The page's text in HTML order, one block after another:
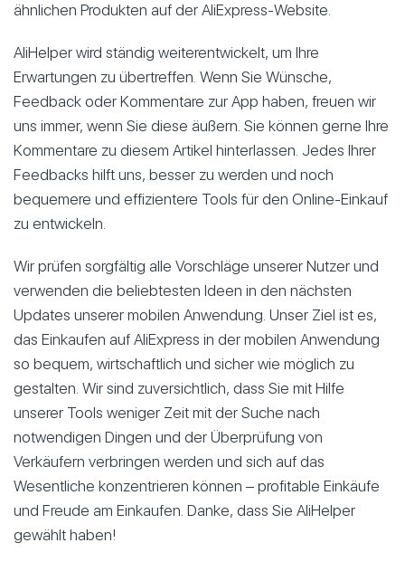
ähnlichen Produkten auf der AliExpress-Website.
AliHelper wird ständig weiterentwickelt, um Ihre
Erwartungen zu übertreffen. Wenn Sie Wünsche,
Feedback oder Kommentare zur App haben, freuen wir
uns immer, wenn Sie diese äußern. Sie können gerne Ihre
Kommentare zu diesem Artikel hinterlassen. Jedes Ihrer
Feedbacks hilft uns, besser zu werden und noch
bequemere und effizientere Tools für den Online-Einkauf
zu entwickeln.
Wir prüfen sorgfältig alle Vorschläge unserer Nutzer und
verwenden die beliebtesten Ideen in den nächsten
Updates unserer mobilen Anwendung. Unser Ziel ist es,
das Einkaufen auf AliExpress in der mobilen Anwendung
so bequem, wirtschaftlich und sicher wie möglich zu
gestalten. Wir sind zuversichtlich, dass Sie mit Hilfe
unserer Tools weniger Zeit mit der Suche nach
notwendigen Dingen und der Überprüfung von
Verkäufern verbringen werden und sich auf das
Wesentliche konzentrieren können – profitable Einkäufe
und Freude am Einkaufen. Danke, dass Sie AliHelper
gewählt haben!